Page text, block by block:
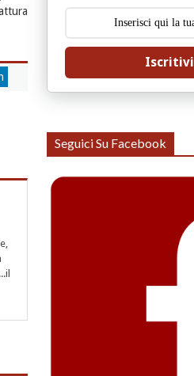
Iscritivi
Seguici Su Facebook